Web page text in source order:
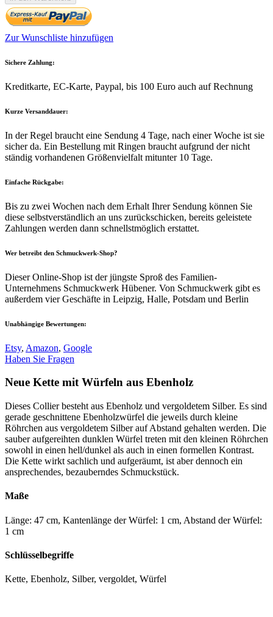
Zur Wunschliste hinzufügen
Sichere Zahlung:
Kreditkarte, EC-Karte, Paypal, bis 100 Euro auch auf Rechnung
Kurze Versanddauer:
In der Regel braucht eine Sendung 4 Tage, nach einer Woche ist sie
sicher da. Ein Bestellung mit Ringen braucht aufgrund der nicht
ständig vorhandenen Größenvielfalt mitunter 10 Tage.
Einfache Rückgabe:
Bis zu zwei Wochen nach dem Erhalt Ihrer Sendung können Sie
diese selbstverständlich an uns zurückschicken, bereits geleistete
Zahlungen werden dann schnellstmöglich erstattet.
Wer betreibt den Schmuckwerk-Shop?
Dieser Online-Shop ist der jüngste Sproß des Familien-
Unternehmens Schmuckwerk Hübener. Von Schmuckwerk gibt es
außerdem vier Geschäfte in Leipzig, Halle, Potsdam und Berlin
Unabhängige Bewertungen:
Etsy, Amazon, Google
Haben Sie Fragen
Neue Kette mit Würfeln aus Ebenholz
Dieses Collier besteht aus Ebenholz und vergoldetem Silber. Es sind
gerade geschnittene Ebenholzwürfel die jeweils durch kleine
Röhrchen aus vergoldetem Silber auf Abstand gehalten werden. Die
sauber aufgereihten dunklen Würfel treten mit den kleinen Röhrchen
sowohl in einen hell/dunkel als auch in einen formellen Kontrast.
Die Kette wirkt sachlich und aufgeräumt, ist aber dennoch ein
ansprechendes, bezauberndes Schmuckstück.
Maße
Länge: 47 cm, Kantenlänge der Würfel: 1 cm, Abstand der Würfel:
1 cm
Schlüsselbegriffe
Kette, Ebenholz, Silber, vergoldet, Würfel